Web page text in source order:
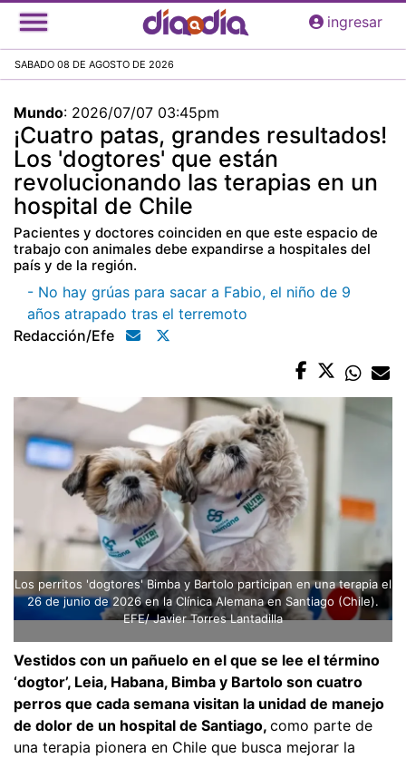
Pasar
al
principal
ingresar
SABADO 08 DE AGOSTO DE 2026
Mundo: 2026/07/07 03:45pm
¡Cuatro patas, grandes resultados!
Los 'dogtores' que están
revolucionando las terapias en un
hospital de Chile
Pacientes y doctores coinciden en que este espacio de
trabajo con animales debe expandirse a hospitales del
país y de la región.
- No hay grúas para sacar a Fabio, el niño de 9
años atrapado tras el terremoto
Redacción/efe
Los perritos 'dogtores' Bimba y Bartolo participan en una terapia el
26 de junio de 2026 en la Clínica Alemana en Santiago (Chile).
EFE/ Javier Torres Lantadilla
Vestidos con un pañuelo en el que se lee el término
‘dogtor’, Leia, Habana, Bimba y Bartolo son cuatro
perros que cada semana visitan la unidad de manejo
de dolor de un hospital de Santiago, como parte de
una terapia pionera en Chile que busca mejorar la